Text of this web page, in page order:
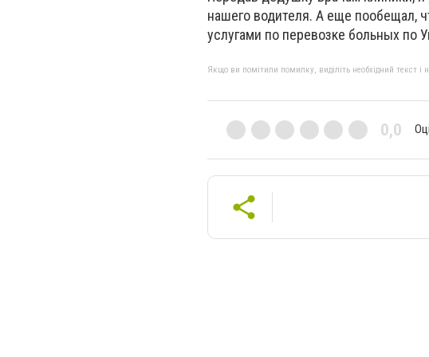
нашего водителя. А еще пообещал,
услугами по перевозке больных по
Якщо ви помітили помилку, виділіть необхідний текст
0,0